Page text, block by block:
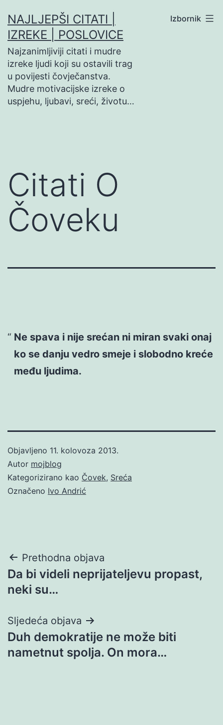
na
sadržaj
NAJLJEPŠI CITATI |
IZREKE | POSLOVICE
Najzanimljiviji citati i mudre
izreke ljudi koji su ostavili trag
u povijesti čovječanstva.
Mudre motivacijske izreke o
uspjehu, ljubavi, sreći, životu…
Izbornik
Citati O
Čoveku
Ne spava i nije srećan ni miran svaki onaj
ko se danju vedro smeje i slobodno kreće
među ljudima.
Objavljeno 11. kolovoza 2013.
Autor mojblog
Kategorizirano kao Čovek, Sreća
Označeno Ivo Andrić
Navigacija
objava
Prethodna objava
Da bi videli neprijateljevu propast,
neki su…
Sljedeća objava
Duh demokratije ne može biti
nametnut spolja. On mora…